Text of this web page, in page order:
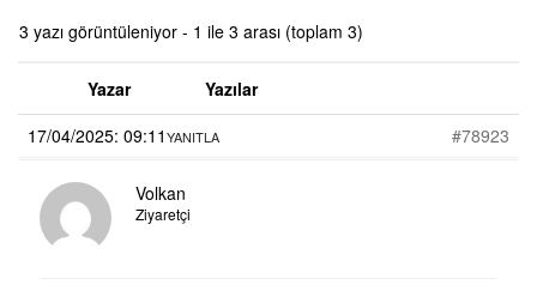
3 yazı görüntüleniyor - 1 ile 3 arası (toplam 3)
Yazar
Yazılar
17/04/2025: 09:11
#78923
YANITLA
Volkan
Ziyaretçi